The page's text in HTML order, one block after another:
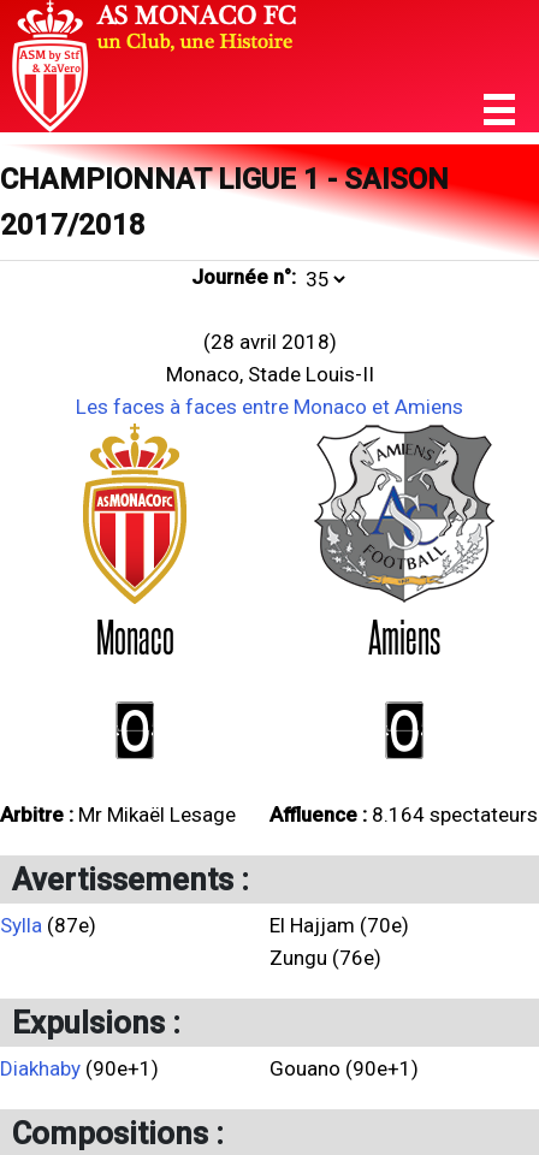
CHAMPIONNAT LIGUE 1 - SAISON
2017/2018
Journée n°:
(28 avril 2018)
Monaco, Stade Louis-II
Les faces à faces entre Monaco et Amiens
Monaco Amiens
0 0
Arbitre : Mr Mikaël Lesage Affluence : 8.164 spectateurs
Avertissements :
Sylla (87e)
El Hajjam (70e)
Zungu (76e)
Expulsions :
Diakhaby (90e+1) Gouano (90e+1)
Compositions :